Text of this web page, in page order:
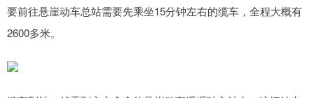
要前往悬崖动车总站需要先乘坐15分钟左右的缆车，全程大概有
2600多米。